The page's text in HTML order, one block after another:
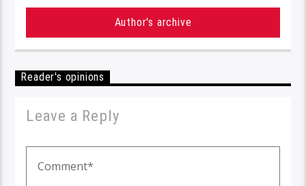
Author's archive
Reader's opinions
Leave a Reply